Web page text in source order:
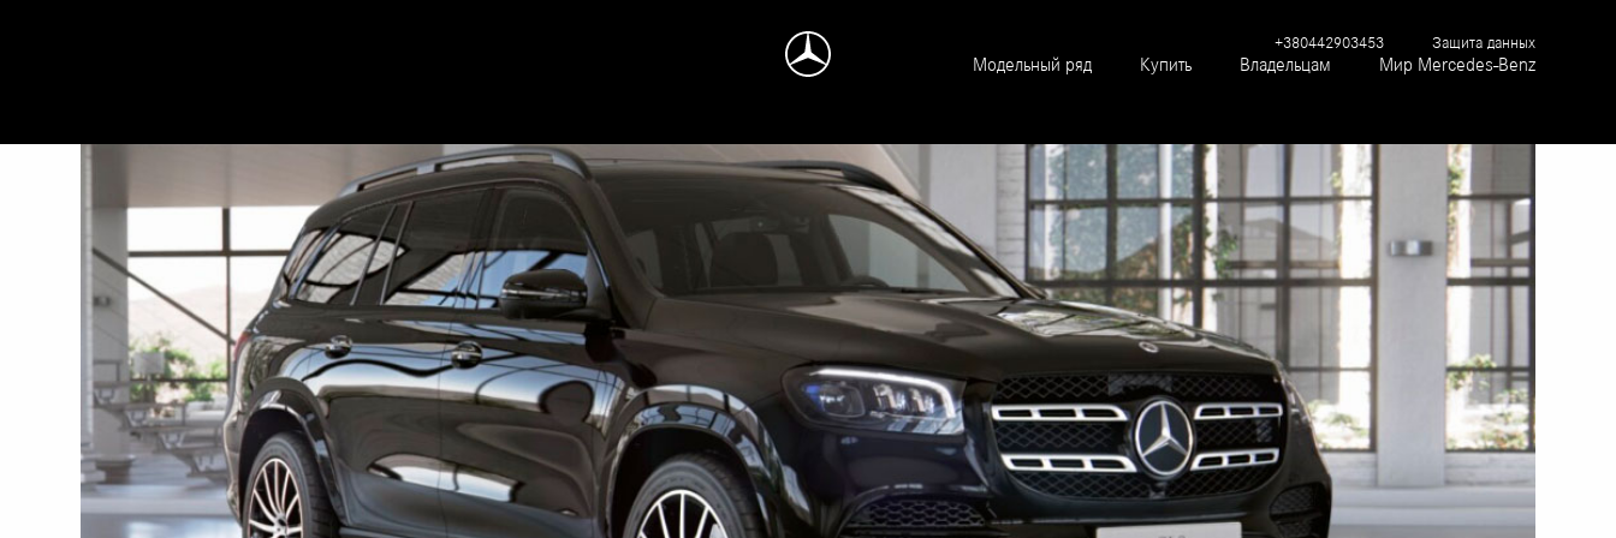
Защита данных
+380442903453
Модельный ряд Купить Владельцам Мир Mercedes-Benz